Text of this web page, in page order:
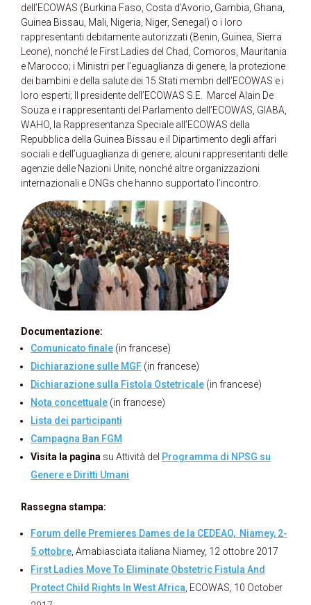
dell’ECOWAS (Burkina Faso, Costa d’Avorio, Gambia, Ghana,
Guinea Bissau, Mali, Nigeria, Niger, Senegal) o i loro
rappresentanti debitamente autorizzati (Benin, Guinea, Sierra
Leone), nonché le First Ladies del Chad, Comoros, Mauritania
e Marocco; i Ministri per l’eguaglianza di genere, la protezione
dei bambini e della salute dei 15 Stati membri dell’ECOWAS e i
loro esperti; Il presidente dell’ECOWAS S.E. Marcel Alain De
Souza e i rappresentanti del Parlamento dell’ECOWAS, GIABA,
WAHO, la Rappresentanza Speciale all’ECOWAS della
Repubblica della Guinea Bissau e il Dipartimento degli affari
sociali e dell’uguaglianza di genere; alcuni rappresentanti delle
agenzie delle Nazioni Unite, nonché altre organizzazioni
internazionali e ONGs che hanno supportato l’incontro.
Documentazione:
Comunicato finale (in francese)
Dichiarazione sulle MGF (in francese)
Dichiarazione sulla Fistola Ostetricale (in francese)
Nota concettuale (in francese)
Lista dei participanti
Campagna Ban FGM
Visita la pagina su Attività del Programma di NPSG su
Genere e Diritti Umani
Rassegna stampa:
Forum delle Premieres Dames de la CEDEAO, Niamey, 2-
5 ottobre , Amabiasciata italiana Niamey, 12 ottobre 2017
First Ladies Move To Eliminate Obstetric Fistula And
Protect Child Rights In West Africa , ECOWAS, 10 October